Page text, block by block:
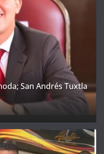
San Andrés Tuxtla